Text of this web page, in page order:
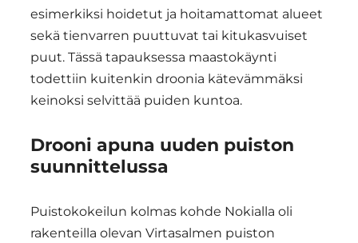
esimerkiksi hoidetut ja hoitamattomat alueet
sekä tienvarren puuttuvat tai kitukasvuiset
puut. Tässä tapauksessa maastokäynti
todettiin kuitenkin droonia kätevämmäksi
keinoksi selvittää puiden kuntoa.
Drooni apuna uuden puiston
suunnittelussa
Puistokokeilun kolmas kohde Nokialla oli
rakenteilla olevan Virtasalmen puiston